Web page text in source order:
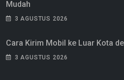
Mudah
3 AGUSTUS 2026
Cara Kirim Mobil ke Luar Kota
3 AGUSTUS 2026